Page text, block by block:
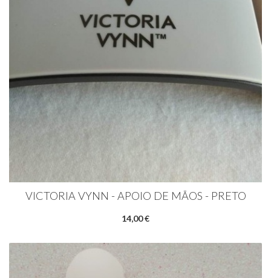
VICTORIA VYNN - APOIO DE MÃOS - PRETO
14,00 €